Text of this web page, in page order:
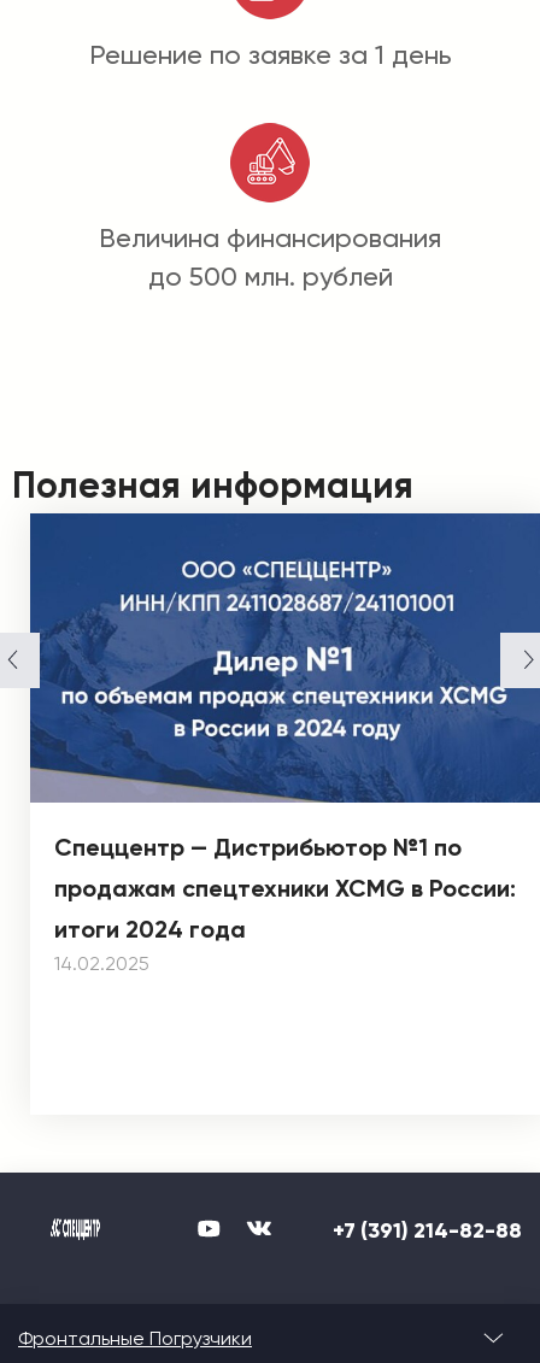
Решение по заявке за 1 день
Величина финансирования
до 500 млн. рублей
Полезная информация
Спеццентр — Дистрибьютор №1 по
продажам спецтехники XCMG в России:
итоги 2024 года
14.02.2025
+7 (391) 214-82-88
Фронтальные Погрузчики